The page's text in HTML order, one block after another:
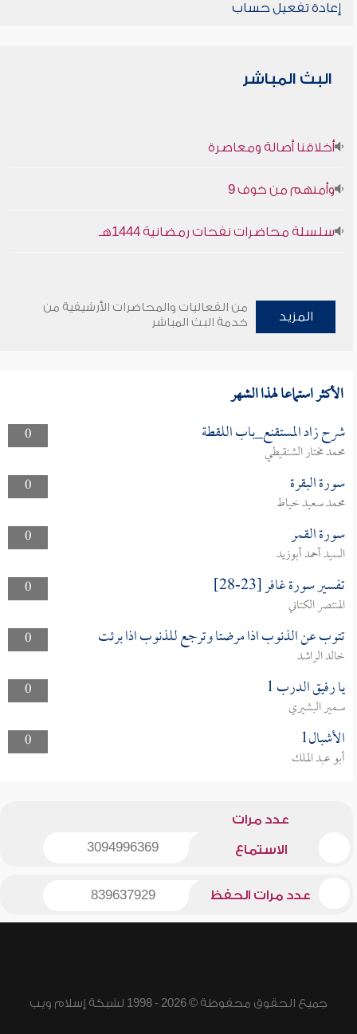
إعادة تفعيل حساب
البث المباشر
أخلاقنا أصالة ومعاصرة
وأمنهم من خوف 9
سلسلة محاضرات نفحات رمضانية 1444هـ
المزيد
من الفعاليات والمحاضرات الأرشيفية من
خدمة البث المباشر
الأكثر استماعا لهذا الشهر
0 شرح زاد المستقنع_باب اللقطة
محمد مختار الشنقيطي
0
سورة البقرة
محمد سعيد خياط
0
سورة القمر
السيد أحمد أبوزيد
0
تفسير سورة غافر [23-28]
المنتصر الكتاني
0
تتوب عن الذنوب اذا مرضتا وترجع للذنوب اذا برئت
خالد الراشد
0
يا رفيق الدرب 1
سمير البشيري
0
الأشبال1
أبو عبد الملك
عدد مرات
الاستماع 3094996369
عدد مرات الحفظ 839637929
جميع الحقوق محفوظة © 2026 - 1998 لشبكة إسلام ويب